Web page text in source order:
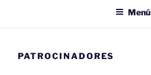
Menú
PATROCINADORES